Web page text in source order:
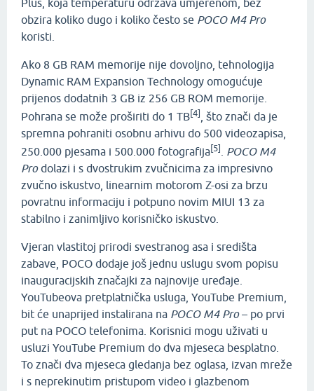
Plus, koja temperaturu održava umjerenom, bez
obzira koliko dugo i koliko često se POCO M4 Pro
koristi.
Ako 8 GB RAM memorije nije dovoljno, tehnologija
Dynamic RAM Expansion Technology omogućuje
prijenos dodatnih 3 GB iz 256 GB ROM memorije.
Pohrana se može proširiti do 1 TB[4] , što znači da je
spremna pohraniti osobnu arhivu do 500 videozapisa,
250.000 pjesama i 500.000 fotografija[5]
POCO M4
Prodolazi i s dvostrukim zvučnicima za impresivno
zvučno iskustvo, linearnim motorom Z-osi za brzu
povratnu informaciju i potpuno novim MIUI 13 za
stabilno i zanimljivo korisničko iskustvo.
Vjeran vlastitoj prirodi svestranog asa i središta
zabave, POCO dodaje još jednu uslugu svom popisu
inauguracijskih značajki za najnovije uređaje.
YouTubeova pretplatnička usluga, YouTube Premium,
bit će unaprijed instalirana na POCO M4 Pro– po prvi
put na POCO telefonima. Korisnici mogu uživati u
usluzi YouTube Premium do dva mjeseca besplatno.
To znači dva mjeseca gledanja bez oglasa, izvan mreže
i s neprekinutim pristupom video i glazbenom